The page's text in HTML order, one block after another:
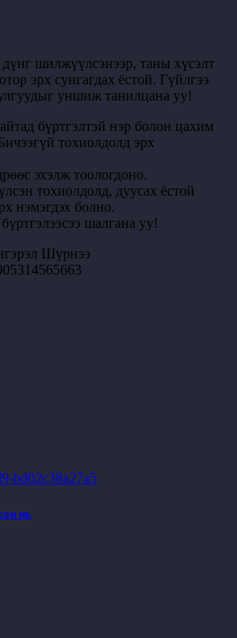
шилжүүлсэнээр, таны хүсэлт
эрх сунгагдах ёстой. Гүйлгээ
уншиж танилцана уу!
бүртгэлтэй нэр болон цахим
тохиолдолд эрх
эхэлж тоологдоно.
тохиолдолд, дуусах ёстой
нэмэгдэх болно.
шалгана уу!
Шүрнээ
нь